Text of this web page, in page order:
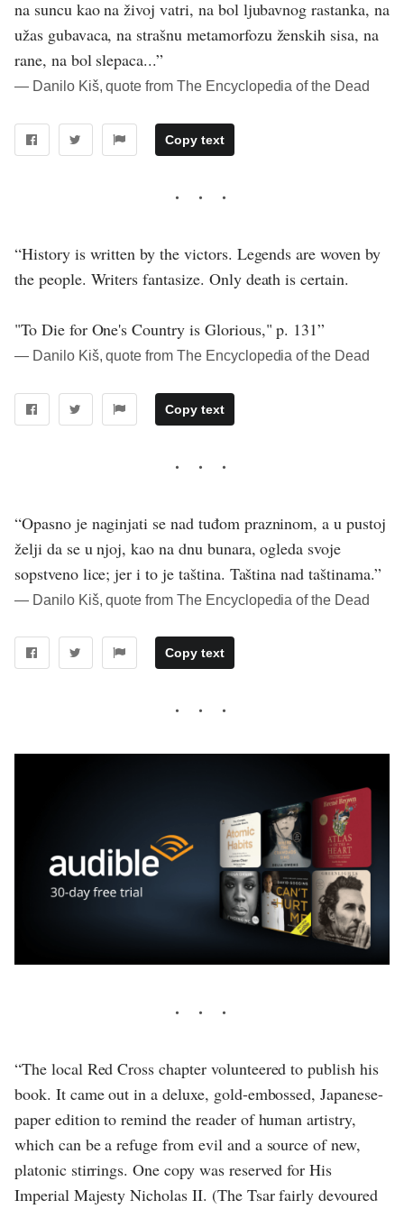
na suncu kao na živoj vatri, na bol ljubavnog rastanka, na
užas gubavaca, na strašnu metamorfozu ženskih sisa, na
rane, na bol slepaca...”
― Danilo Kiš, quote from The Encyclopedia of the Dead
Copy text
“History is written by the victors. Legends are woven by
the people. Writers fantasize. Only death is certain.
"To Die for One's Country is Glorious," p. 131”
― Danilo Kiš, quote from The Encyclopedia of the Dead
Copy text
“Opasno je naginjati se nad tuđom prazninom, a u pustoj
želji da se u njoj, kao na dnu bunara, ogleda svoje
sopstveno lice; jer i to je taština. Taština nad taštinama.”
― Danilo Kiš, quote from The Encyclopedia of the Dead
Copy text
“The local Red Cross chapter volunteered to publish his
book. It came out in a deluxe, gold-embossed, Japanese-
paper edition to remind the reader of human artistry,
which can be a refuge from evil and a source of new,
platonic stirrings. One copy was reserved for His
Imperial Majesty Nicholas II. (The Tsar fairly devoured